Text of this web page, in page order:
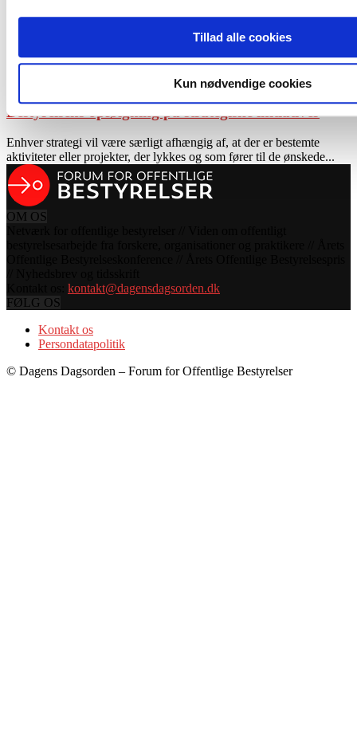
Tillad alle cookies
Kun nødvendige cookies
Tag: aktiviteter
Bestyrelsens opfølgning på strategiske initiativer
Enhver strategi vil være særligt afhængig af, at der er bestemte
aktiviteter eller projekter, der lykkes og som fører til de ønskede...
OM OS
kontakt@dagensdagsorden.dk
FØLG OS
Kontakt os
Persondatapolitik
© Dagens Dagsorden – Forum for Offentlige Bestyrelser